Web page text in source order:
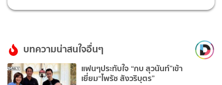
บทความน่าสนใจอื่นๆ
แฟนๆประทับใจ “กบ สุวนันท์”เข้า
เยี่ยม“ไพรัช สังวริบุตร”